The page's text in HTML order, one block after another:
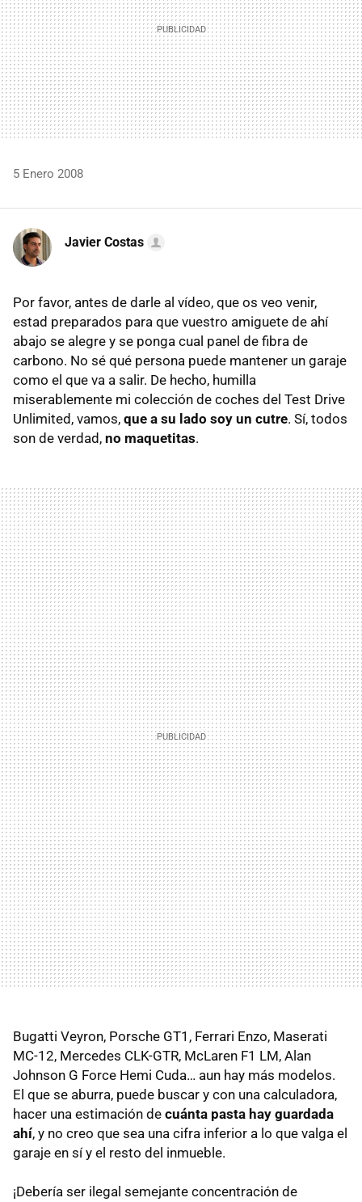
5 Enero 2008
Javier Costas
Por favor, antes de darle al vídeo, que os veo venir,
estad preparados para que vuestro amiguete de ahí
abajo se alegre y se ponga cual panel de fibra de
carbono. No sé qué persona puede mantener un garaje
como el que va a salir. De hecho, humilla
miserablemente mi colección de coches del Test Drive
Unlimited, vamos, que a su lado soy un cutre. Sí, todos
son de verdad, no maquetitas.
Bugatti Veyron, Porsche GT1, Ferrari Enzo, Maserati
MC-12, Mercedes CLK-GTR, McLaren F1 LM, Alan
Johnson G Force Hemi Cuda… aun hay más modelos.
El que se aburra, puede buscar y con una calculadora,
hacer una estimación de cuánta pasta hay guardada
ahí, y no creo que sea una cifra inferior a lo que valga el
garaje en sí y el resto del inmueble.
¡Debería ser ilegal semejante concentración de